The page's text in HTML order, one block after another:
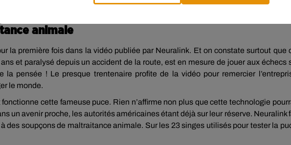
animale
la première fois dans la vidéo publiée par Neuralink. Et on constate surtout que
et paralysé depuis un accident de la route, est en mesure de jouer aux échecs
pensée ! Le presque trentenaire profite de la vidéo pour remercier
le monde.
cette fameuse puce. Rien n’affirme non plus que cette technologie
un avenir proche, les autorités américaines étant déjà sur leur réserve. Neuralink
des soupçons de maltraitance animale. Sur les 23 singes utilisés pour tester la